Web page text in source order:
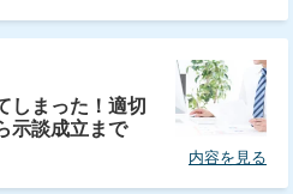
しまった！適切
示談成立まで
内容を見る